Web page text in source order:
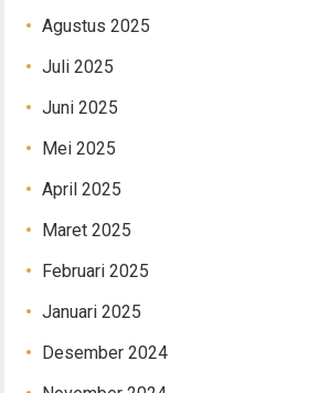
Agustus 2025
Juli 2025
Juni 2025
Mei 2025
April 2025
Maret 2025
Februari 2025
Januari 2025
Desember 2024